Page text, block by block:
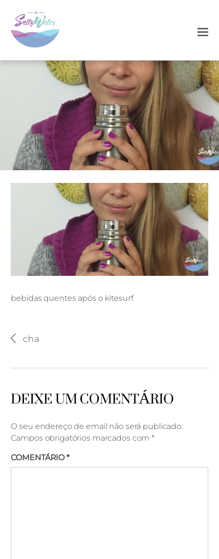
NOVEMBRO 25, 2020 0 0
cha
bebidas quentes após o kitesurf
cha
DEIXE UM COMENTÁRIO
O seu endereço de email não será publicado.
Campos obrigatórios marcados com*
COMENTÁRIO*